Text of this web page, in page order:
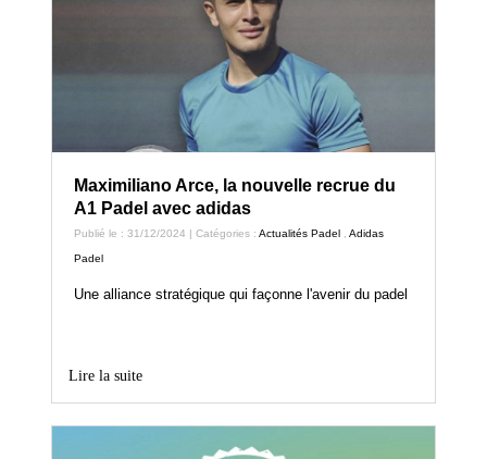
Maximiliano Arce, la nouvelle recrue du
A1 Padel avec adidas
Publié le : 31/12/2024 | Catégories :Actualités Padel ,Adidas
Padel
Une alliance stratégique qui façonne l'avenir du padel
Lire la suite